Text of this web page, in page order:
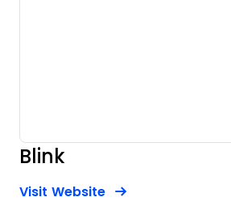
Blink
Visit WebsiteOpens New Window